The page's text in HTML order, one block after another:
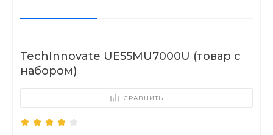
TechInnovate UE55MU7000U (товар с
набором)
СРАВНИТЬ